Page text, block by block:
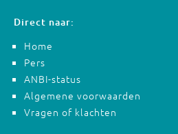
Direct naar:
Home
Pers
ANBI-status
Algemene voorwaarden
Vragen of klachten